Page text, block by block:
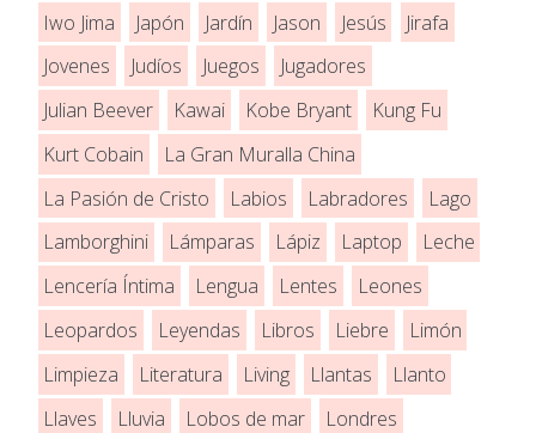
Iwo Jima
Japón Jardín Jason Jesús
Jirafa
Jovenes
Judíos Juegos
Jugadores
Julian Beever
Kawai Kobe Bryant
Kung Fu
Kurt Cobain
La Gran Muralla China
La Pasión de Cristo
Labios Labradores
Lago
Lamborghini
Lámparas Lápiz Laptop
Leche
Lencería Íntima
Lengua Lentes
Leones
Leopardos
Leyendas Libros Liebre
Limón
Limpieza
Literatura Living Llantas
Llanto
Llaves
Lluvia Lobos de mar
Londres